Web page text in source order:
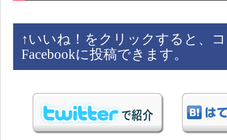
↑ いいね！をクリックすると、
Facebookに投稿できます。